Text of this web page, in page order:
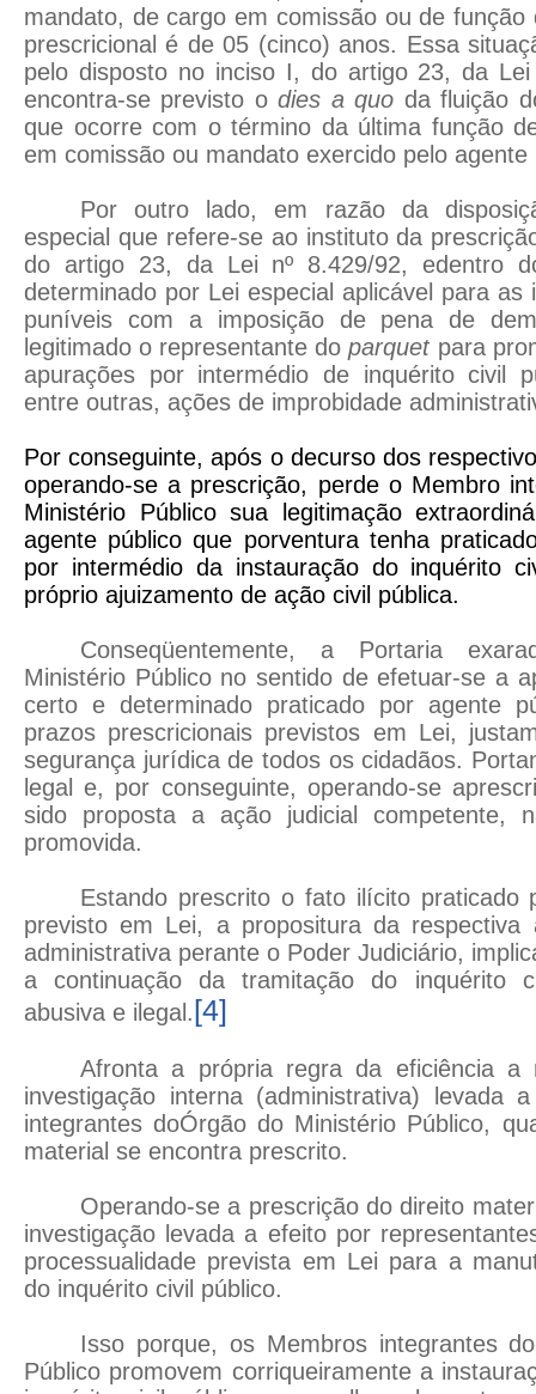
mandato, de cargo em comissão ou de
prescricional é de 05 (cinco) anos. Essa
pelo disposto no inciso I, do artigo 23, da
encontra-se previsto odies a quo da fluição
que ocorre com o término da última função
em comissão ou mandato exercido pelo
Por outro lado, em razão da
especial que refere-se ao instituto da
do artigo 23, da Lei nº 8.429/92, edentro
determinado por Lei especial aplicável para as
puníveis com a imposição de pena de
legitimado o representante doparquet para
apurações por intermédio de inquérito civil
entre outras, ações de improbidade
Por conseguinte, após o decurso dos
operando-se a prescrição, perde o Membro
Ministério Público sua legitimação
agente público que porventura tenha
por intermédio da instauração do inquérito
próprio ajuizamento de ação civil pública.
Conseqüentemente, a Portaria
Ministério Público no sentido de efetuar-se a
certo e determinado praticado por agente
prazos prescricionais previstos em Lei,
segurança jurídica de todos os cidadãos.
legal e, por conseguinte, operando-se
sido proposta a ação judicial competente,
promovida.
Estando prescrito o fato ilícito praticado
previsto em Lei, a propositura da respectiva
administrativa perante o Poder Judiciário,
a continuação da tramitação do inquérito
abusiva e ilegal.[4]
Afronta a própria regra da eficiência a
investigação interna (administrativa) levada
integrantes doÓrgão do Ministério Público,
material se encontra prescrito.
Operando-se a prescrição do direito
investigação levada a efeito por
processualidade prevista em Lei para a
do inquérito civil público.
Isso porque, os Membros integrantes
Público promovem corriqueiramente a